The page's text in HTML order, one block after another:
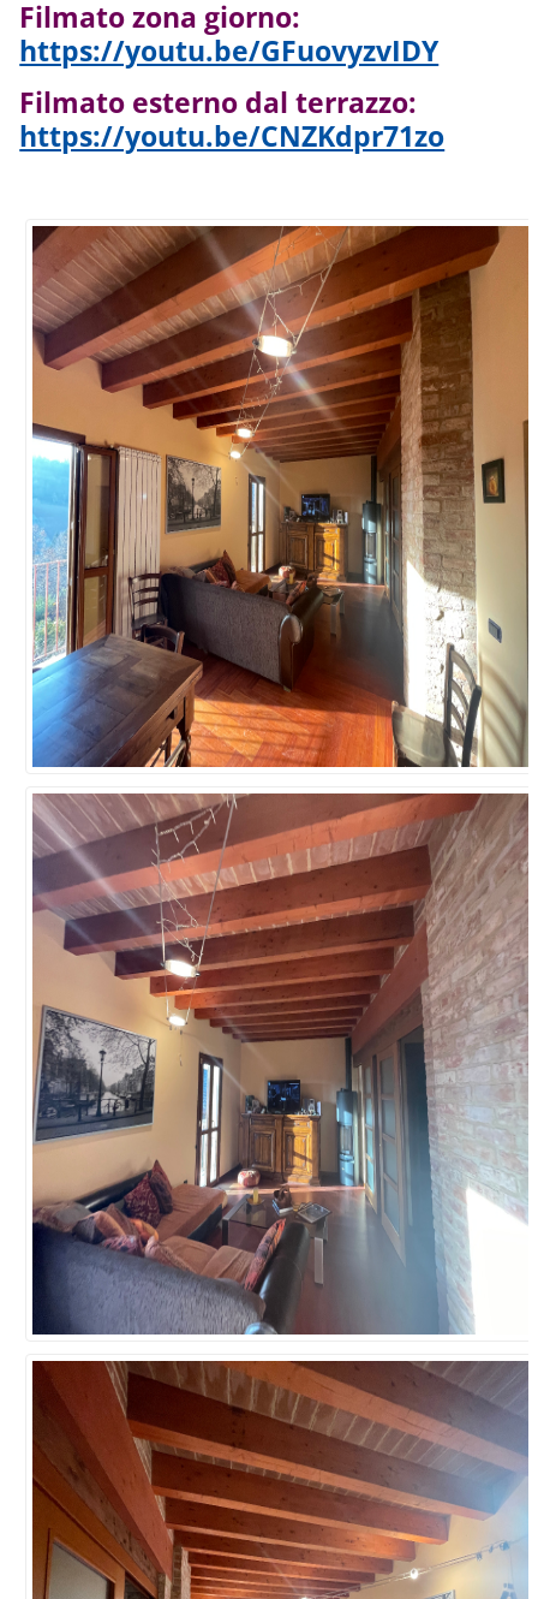
Filmato zona giorno:
https://youtu.be/GFuovyzvIDY
Filmato esterno dal terrazzo:
https://youtu.be/CNZKdpr71zo